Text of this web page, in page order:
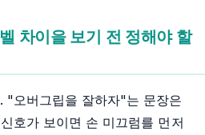
차이을 보기 전 정해야 할
"오버그립을 잘하자"는 문장은
호가 보이면 손 미끄럼를 먼저